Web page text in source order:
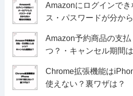
Amazonにログインで
ス・パスワードが分か
Amazon予約商品の支
つ？・キャンセル期間
Chrome拡張機能は
使えない？裏ワザは？